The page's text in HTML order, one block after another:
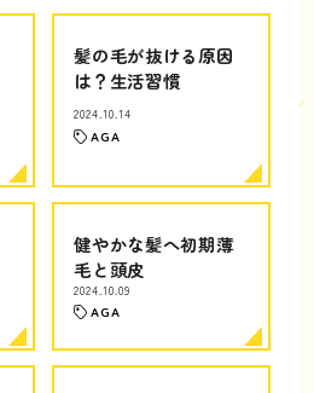
髪の毛が抜ける原因
は？生活習慣
2024.10.14
AGA
健やかな髪へ初期薄
毛と頭皮
2024.10.09
AGA